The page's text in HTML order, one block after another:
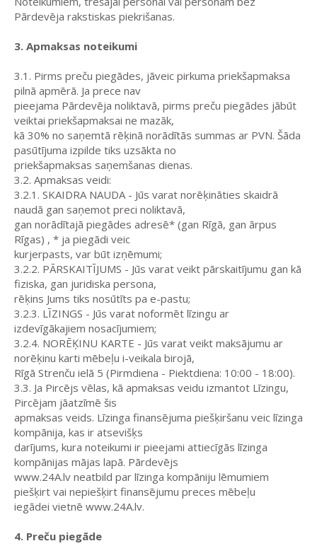
Pārdevēja rakstiskas piekrišanas.
3. Apmaksas noteikumi
3.1. Pirms preču piegādes, jāveic pirkuma priekšapmaksa
pilnā apmērā. Ja prece nav
pieejama Pārdevēja noliktavā, pirms preču piegādes jābūt
veiktai priekšapmaksai ne mazāk,
kā 30% no saņemtā rēķinā norādītās summas ar PVN. Šāda
pasūtījuma izpilde tiks uzsākta no
priekšapmaksas saņemšanas dienas.
3.2. Apmaksas veidi:
3.2.1. SKAIDRA NAUDA - Jūs varat norēķināties skaidrā
naudā gan saņemot preci noliktavā,
gan norādītajā piegādes adresē* (gan Rīgā, gan ārpus
Rīgas) , * ja piegādi veic
kurjerpasts, var būt izņēmumi;
3.2.2. PĀRSKAITĪJUMS - Jūs varat veikt pārskaitījumu gan kā
fiziska, gan juridiska persona,
rēķins Jums tiks nosūtīts pa e-pastu;
3.2.3. LĪZINGS - Jūs varat noformēt līzingu ar
izdevīgākajiem nosacījumiem;
3.2.4. NORĒĶINU KARTE - Jūs varat veikt maksājumu ar
norēķinu karti mēbeļu i-veikala birojā,
Rīgā Strenču ielā 5 (Pirmdiena - Piektdiena: 10:00 - 18:00).
3.3. Ja Pircējs vēlas, kā apmaksas veidu izmantot Līzingu,
Pircējam jāatzīmē šis
apmaksas veids. Līzinga finansējuma piešķiršanu veic līzinga
kompānija, kas ir atsevišķs
darījums, kura noteikumi ir pieejami attiecīgās līzinga
kompānijas mājas lapā. Pārdevējs
www.24A.lv neatbild par līzinga kompāniju lēmumiem
piešķirt vai nepiešķirt finansējumu preces mēbeļu
iegādei vietnē www.24A.lv.
4. Preču piegāde